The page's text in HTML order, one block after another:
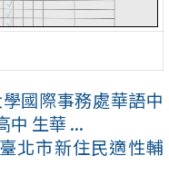
國際事務處華語中
中 生華 ...
北市新住民適性輔